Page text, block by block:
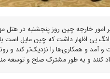
خارجه چین روز پنجشنبه در هتل
یی اظهار داشت که چین مایل است
و آمد و همکاری‌ها را نزدیک‌تر کند و
و به طور مشترک صلح و توسعه